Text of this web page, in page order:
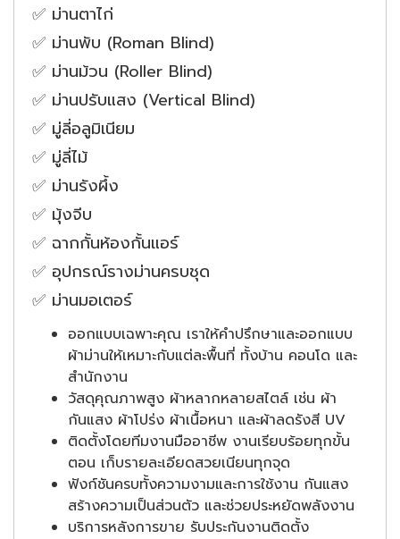
✅ ม่านตาไก่
✅ ม่านพับ (Roman Blind)
✅ ม่านม้วน (Roller Blind)
✅ ม่านปรับแสง (Vertical Blind)
✅ มู่ลี่อลูมิเนียม
✅ มู่ลี่ไม้
✅ ม่านรังผึ้ง
✅ มุ้งจีบ
✅ ฉากกั้นห้องกั้นแอร์
✅ อุปกรณ์รางม่านครบชุด
✅ ม่านมอเตอร์
ออกแบบเฉพาะคุณ เราให้คำปรึกษาและออกแบบ
ผ้าม่านให้เหมาะกับแต่ละพื้นที่ ทั้งบ้าน คอนโด และ
สำนักงาน
วัสดุคุณภาพสูง ผ้าหลากหลายสไตล์ เช่น ผ้า
กันแสง ผ้าโปร่ง ผ้าเนื้อหนา และผ้าลดรังสี UV
ติดตั้งโดยทีมงานมืออาชีพ งานเรียบร้อยทุกขั้น
ตอน เก็บรายละเอียดสวยเนียนทุกจุด
ฟังก์ชันครบทั้งความงามและการใช้งาน กันแสง
สร้างความเป็นส่วนตัว และช่วยประหยัดพลังงาน
บริการหลังการขาย รับประกันงานติดตั้ง